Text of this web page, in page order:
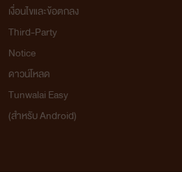
เงื่อนไขและข้อตกลง
Third-Party
Notice
ดาวน์โหลด
Tunwalai Easy
(สำหรับ Android)